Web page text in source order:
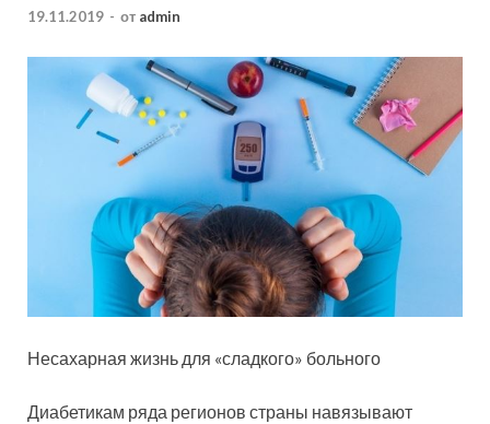
19.11.2019 - от admin
Несахарная жизнь для «сладкого» больного
Диабетикам ряда регионов страны навязывают